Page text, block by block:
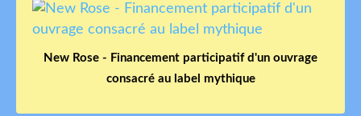
New Rose - Financement participatif d'un ouvrage
consacré au label mythique